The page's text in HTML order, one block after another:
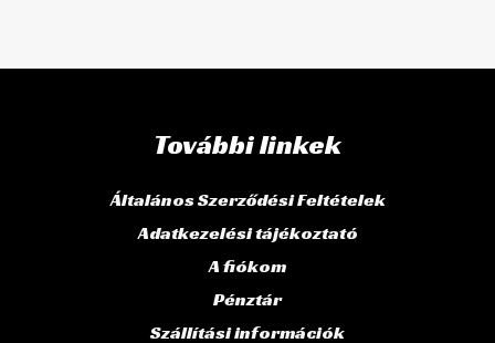
További linkek
Általános Szerződési Feltételek
Adatkezelési tájékoztató
A fiókom
Pénztár
Szállítási információk